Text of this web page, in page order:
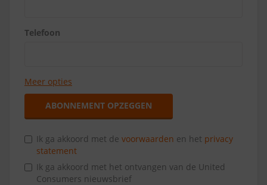
Telefoon
Meer opties
ABONNEMENT OPZEGGEN
Ik ga akkoord met de voorwaarden en het privacy
statement
Ik ga akkoord met het ontvangen van de United
Consumers nieuwsbrief